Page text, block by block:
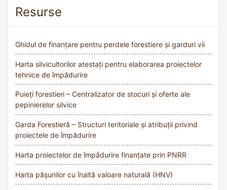
Resurse
Ghidul de finanțare pentru perdele forestiere și garduri vii
Harta silvicultorilor atestați pentru elaborarea proiectelor
tehnice de împădurire
Puieți forestieri – Centralizator de stocuri și oferte ale
pepinierelor silvice
Garda Forestieră – Structuri teritoriale și atribuții privind
proiectele de împădurire
Harta proiectelor de împădurire finanțate prin PNRR
Harta pășunilor cu înaltă valoare naturală (HNV)